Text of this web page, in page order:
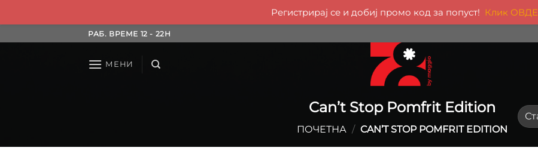
to
РАБ. ВРЕМЕ 12 - 22H
МЕНИ
Can’t Stop Pomfrit Edition
ПОЧЕТНА / CAN’T STOP POMFRIT EDITION
Регистрирај се и добиј промо код за попуст! Клик ОВДЕ